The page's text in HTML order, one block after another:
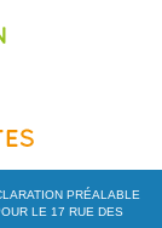
PRÉALABLE
LE 17 RUE DES